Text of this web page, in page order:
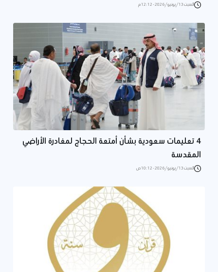
السبت 13/يونيو/2026 - 12:12 م
4 تعليمات سعودية بشأن أمتعة الحجاج لمغادرة الأراضي
المقدسة
السبت 13/يونيو/2026 - 10:12 ص